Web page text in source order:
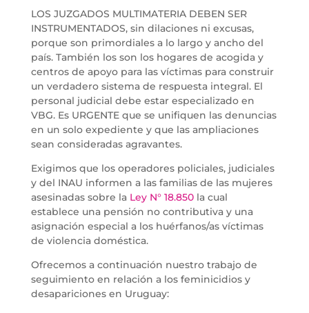
LOS JUZGADOS MULTIMATERIA DEBEN SER
INSTRUMENTADOS, sin dilaciones ni excusas,
porque son primordiales a lo largo y ancho del
país. También los son los hogares de acogida y
centros de apoyo para las víctimas para construir
un verdadero sistema de respuesta integral. El
personal judicial debe estar especializado en
VBG. Es URGENTE que se unifiquen las denuncias
en un solo expediente y que las ampliaciones
sean consideradas agravantes.
Exigimos que los operadores policiales, judiciales
y del INAU informen a las familias de las mujeres
asesinadas sobre la Ley N° 18.850la cual
establece una pensión no contributiva y una
asignación especial a los huérfanos/as víctimas
de violencia doméstica.
Ofrecemos a continuación nuestro trabajo de
seguimiento en relación a los feminicidios y
desapariciones en Uruguay: